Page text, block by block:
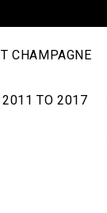
CHAMPAGNE
2011 TO 2017